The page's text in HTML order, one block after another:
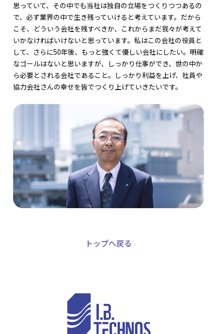
思っていて、その中でも当社は独自の立場をつくりつつあるの
で、必ず業界の中で生き残っていけると考えています。だから
こそ、どういう会社を残すべきか、これからまだ我々が考えて
いかなければいけないと思っています。私はこの会社の役員と
して、さらに50年後、もっと強くて優しい会社にしたい。明確
なゴールはないと思いますが、しっかり仕事ができ、世の中か
ら必要とされる会社であること。しっかり利益を上げ、社員や
協力会社さんの幸せを皆でつくり上げていきたいです。
トップへ戻る